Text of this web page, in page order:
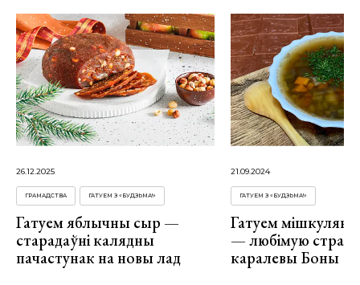
26.12.2025
ГРАМАДСТВА ГАТУЕМ З «БУДЗЬМА!»
Гатуем яблычны сыр —
старадаўні калядны
пачастунак на новы лад
21.09.2024
ГАТУЕМ З «БУДЗЬМА!»
Гатуем
— любімую страву
каралевы Боны